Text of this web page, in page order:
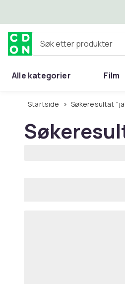
Søk etter produkter
Alle kategorier Film
Startside Søkeresultat